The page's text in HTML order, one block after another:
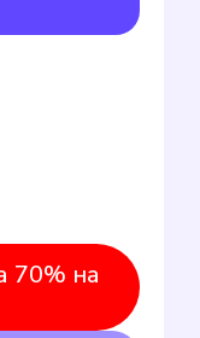
70% на